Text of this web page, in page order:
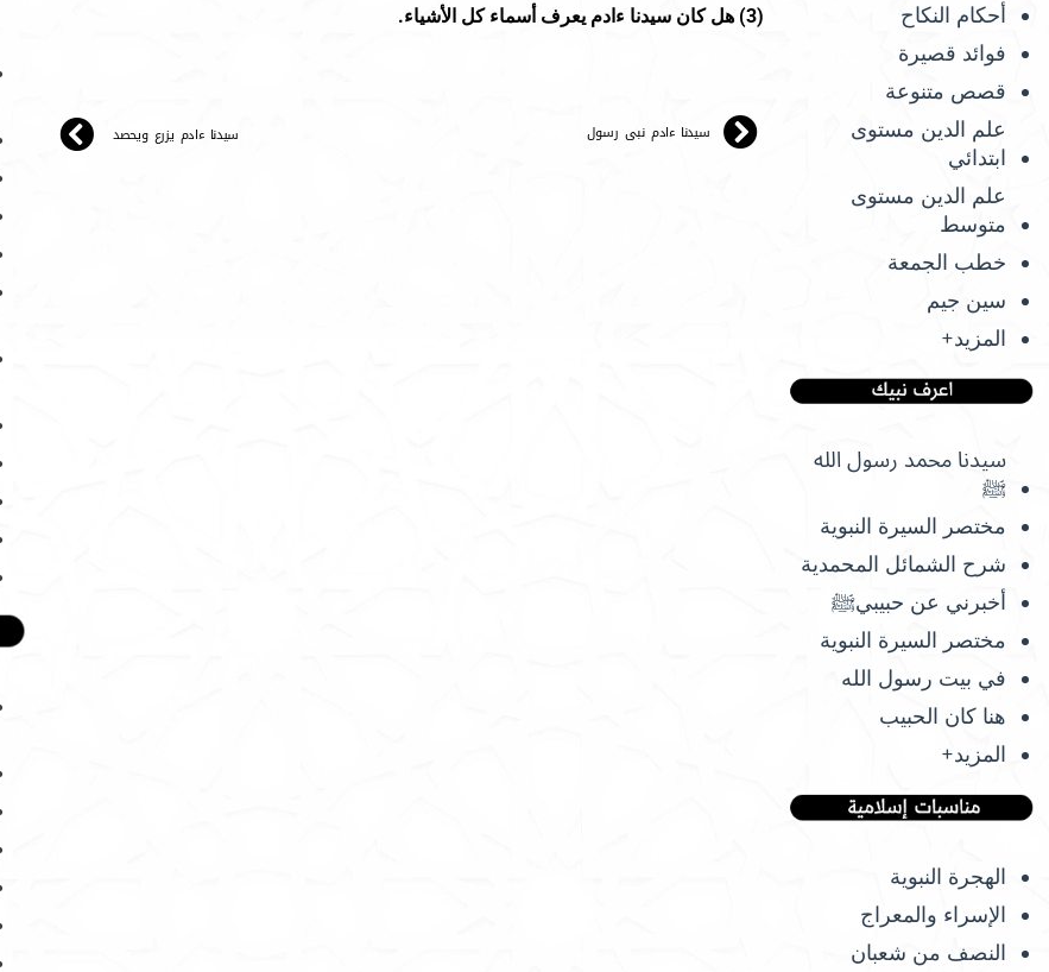
أحكام النكاح
فوائد قصيرة
قصص متنوعة
علم الدين مستوى
ابتدائي
علم الدين مستوى
متوسط
خطب الجمعة
سين جيم
المزيد+
سيدنا محمد رسول الله
ﷺ
مختصر السيرة النبوية
شرح الشمائل المحمدية
أخبرني عن حبيبيﷺ
مختصر السيرة النبوية
في بيت رسول الله
هنا كان الحبيب
المزيد+
الهجرة النبوية
الإسراء والمعراج
النصف من شعبان
(
3) هل كان سيدنا ءادم يعرف أسماء كل الأشياء.
سيدنا ءادم نبى رسول سيدنا ءادم يزرع ويحصد